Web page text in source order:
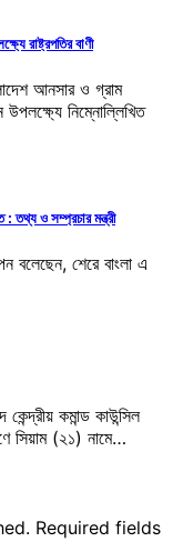
রাষ্ট্রপতির বাণী
আনসার ও গ্রাম
উপলক্ষ্যে নিম্নোল্লিখিত
: তথ্য ও সম্প্রচার মন্ত্রী
বলেছেন, শেরে বাংলা এ
কমান্ড কাউন্সিল
সিয়াম (২১) নামে…
Required fields